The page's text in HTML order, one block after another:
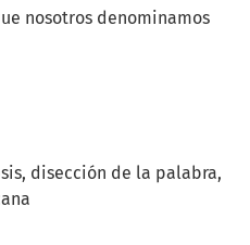
disección de la palabra
nosotros denominamos